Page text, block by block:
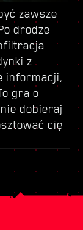
zawsze
drodze
z
informacji,
gra o
dobieraj
cię
części
oferuje
robisz
ale miej
czai się
agenta
z niego
też sprzęt
City.
uznania —